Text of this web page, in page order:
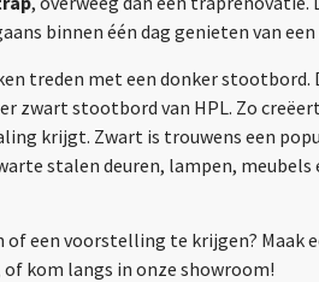
binnen één dag genieten van
treden met een donker stootbord.
zwart stootbord van HPL. Zo
krijgt. Zwart is trouwens een
stalen deuren, lampen, meubels
een voorstelling te krijgen? Maak
kom langs in onze showroom!